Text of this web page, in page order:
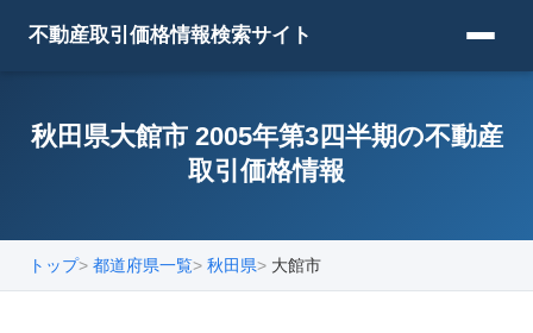
不動産取引価格情報検索サイト
秋田県大館市 2005年第3四半期の不動産
取引価格情報
トップ 都道府県一覧 秋田県 大館市